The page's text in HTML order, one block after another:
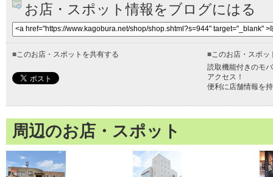
お店・スポット情報をブログにはる
■ このお店・スポットを共有する ■ このお店・スポ
読取機能付きのモ
アクセス！
便利に店舗情報を
周辺のお店・スポット